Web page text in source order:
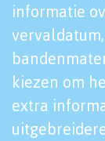
informatie
kiezen om
extra